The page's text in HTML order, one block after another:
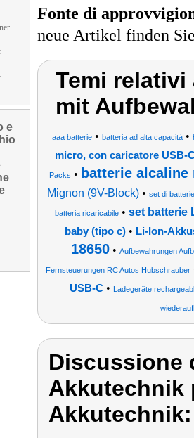
e
Fonte di
neue Artikel finden
Temi relativi
mit
aaa batterie• batteria ad alta capacità•
micro, con caricatore USB-
Packs • batterie alcaline
Mignon (9V-Block) • set di
batteria ricaricabile• set batterie
baby (tipo c) • Li-Ion-
18650 • Aufbewahrungen
Fernsteuerungen RC Autos Hubschrauber
USB-C • Ladegeräte
Discussione
Akkutechnik
Akkutechnik: